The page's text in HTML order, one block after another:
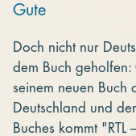
Gute
Doch nicht nur
dem Buch geholfen:
seinem neuen
Deutschland und
Buches kommt